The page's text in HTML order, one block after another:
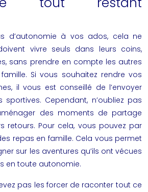
d’autonomie à vos ados, cela ne
vivre seuls dans leurs coins,
sans prendre en compte les autres
Si vous souhaitez rendre vos
il vous est conseillé de l’envoyer
Cependant, n’oubliez pas
des moments de partage
retours. Pour cela, vous pouvez par
repas en famille. Cela vous permet
sur les aventures qu’ils ont vécues
en toute autonomie.
pas les forcer de raconter tout ce